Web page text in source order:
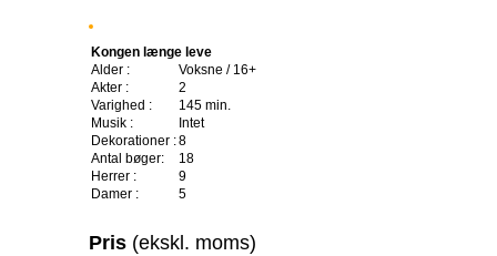
Kongen længe leve
Alder :
Voksne / 16+
Akter :
2
Varighed :
145 min.
Musik :
Intet
Dekorationer :8
Antal bøger:
18
Herrer :
9
Damer :
5
Pris (ekskl. moms)